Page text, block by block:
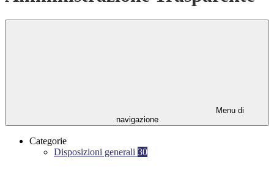
Menu di
navigazione
Categorie
Disposizioni generali 30